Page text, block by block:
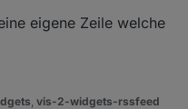
eigene Zeile welche
vis-2-widgets-rssfeed